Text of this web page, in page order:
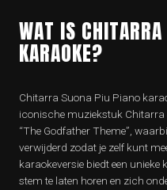
WAT IS
KARAOKE?
Chitarra Suona Piu Piano
iconische muziekstuk Chitarra
“The Godfather Theme”,
verwijderd zodat je zelf kunt
karaokeversie biedt een
stem te laten horen en zich